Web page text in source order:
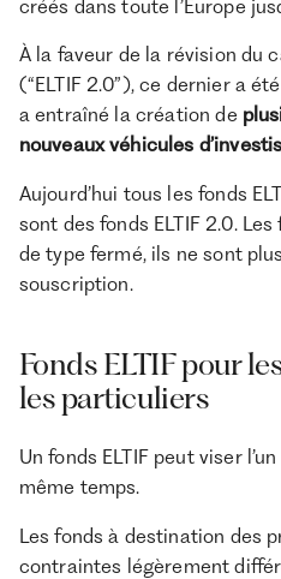
créés dans toute l’Europe
À la faveur de la révision du
(“ELTIF 2.0”), ce dernier a
a entraîné la création de
nouveaux véhicules
Aujourd’hui tous les fonds
sont des fonds ELTIF 2.0.
de type fermé, ils ne sont
souscription.
Fonds ELTIF pour
les particuliers
Un fonds ELTIF peut viser
même temps.
Les fonds à destination des
contraintes légèrement